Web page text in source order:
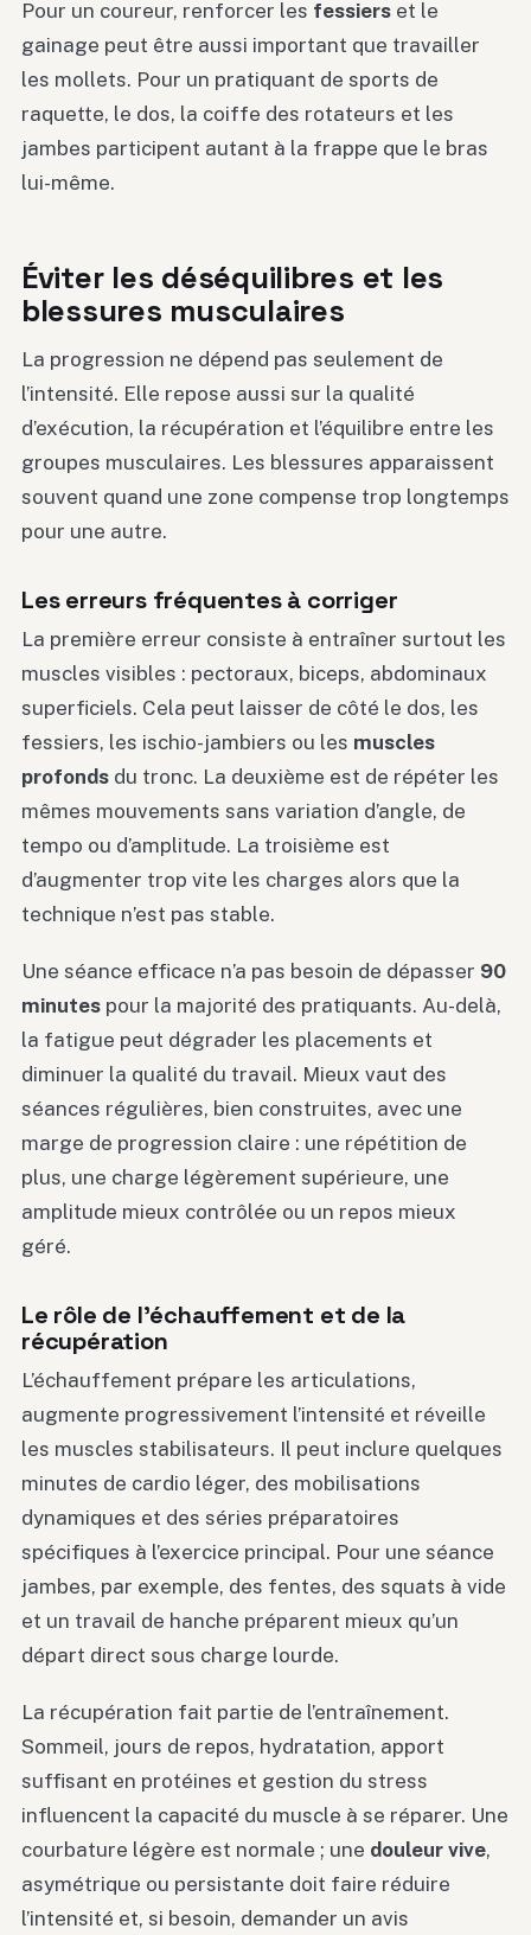
Pour un coureur, renforcer les fessiers et le
gainage peut être aussi important que travailler
les mollets. Pour un pratiquant de sports de
raquette, le dos, la coiffe des rotateurs et les
jambes participent autant à la frappe que le bras
lui-même.
Éviter les déséquilibres et les
blessures musculaires
La progression ne dépend pas seulement de
l’intensité. Elle repose aussi sur la qualité
d’exécution, la récupération et l’équilibre entre les
groupes musculaires. Les blessures apparaissent
souvent quand une zone compense trop longtemps
pour une autre.
Les erreurs fréquentes à corriger
La première erreur consiste à entraîner surtout les
muscles visibles : pectoraux, biceps, abdominaux
superficiels. Cela peut laisser de côté le dos, les
fessiers, les ischio-jambiers ou les muscles
profonds du tronc. La deuxième est de répéter les
mêmes mouvements sans variation d’angle, de
tempo ou d’amplitude. La troisième est
d’augmenter trop vite les charges alors que la
technique n’est pas stable.
Une séance efficace n’a pas besoin de dépasser 90
minutes pour la majorité des pratiquants. Au-delà,
la fatigue peut dégrader les placements et
diminuer la qualité du travail. Mieux vaut des
séances régulières, bien construites, avec une
marge de progression claire : une répétition de
plus, une charge légèrement supérieure, une
amplitude mieux contrôlée ou un repos mieux
géré.
Le rôle de l’échauffement et de la
récupération
L’échauffement prépare les articulations,
augmente progressivement l’intensité et réveille
les muscles stabilisateurs. Il peut inclure quelques
minutes de cardio léger, des mobilisations
dynamiques et des séries préparatoires
spécifiques à l’exercice principal. Pour une séance
jambes, par exemple, des fentes, des squats à vide
et un travail de hanche préparent mieux qu’un
départ direct sous charge lourde.
La récupération fait partie de l’entraînement.
Sommeil, jours de repos, hydratation, apport
suffisant en protéines et gestion du stress
influencent la capacité du muscle à se réparer. Une
courbature légère est normale ; une douleur vive,
asymétrique ou persistante doit faire réduire
l’intensité et, si besoin, demander un avis